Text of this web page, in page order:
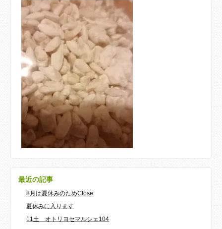
最近の記事
8月は夏休みのためClose
夏休みに入ります
11土 オトリヨセマルシェ104